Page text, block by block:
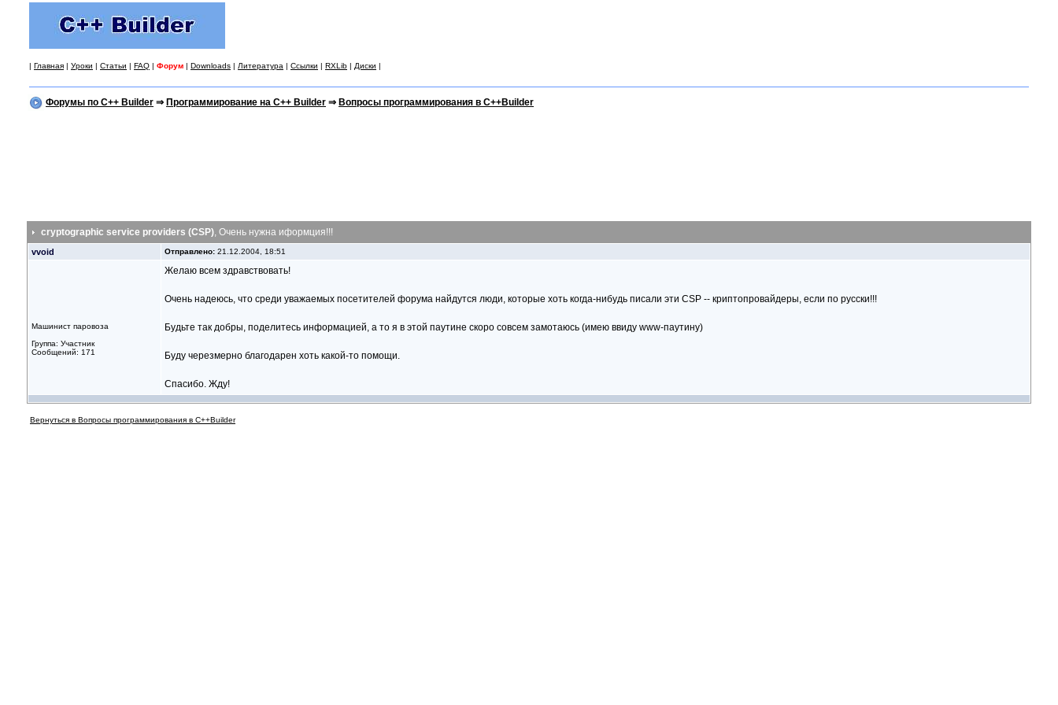
| Главная | Уроки | Статьи | FAQ | Форум | Downloads | Литература | Ссылки | RXLib | Диски |
Форумы по C++ Builder ⇒ Программирование на C++ Builder ⇒ Вопросы программирования в C++Builder
cryptographic service providers (CSP), Очень нужна иформция!!!
vvoid Отправлено: 21.12.2004, 18:51
Машинист паровоза
Группа: Участник
Сообщений: 171
Желаю всем здравствовать!
Очень надеюсь, что среди уважаемых посетителей форума найдутся люди, которые хоть когда-нибудь писали эти CSP -- криптопровайдеры, если по русски!!!
Будьте так добры, поделитесь информацией, а то я в этой паутине скоро совсем замотаюсь (имею ввиду www-паутину)
Буду черезмерно благодарен хоть какой-то помощи.
Спасибо. Жду!
Вернуться в Вопросы программирования в C++Builder